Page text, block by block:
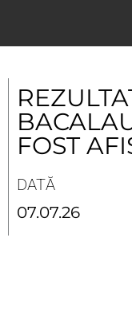
content
FOST
DATĂ
07.07.26